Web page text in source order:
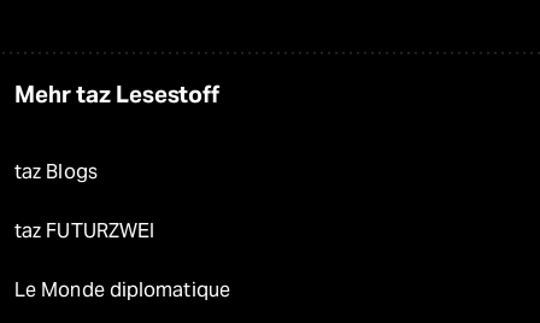
Mehr taz Lesestoff
taz Blogs
taz FUTURZWEI
Le Monde diplomatique